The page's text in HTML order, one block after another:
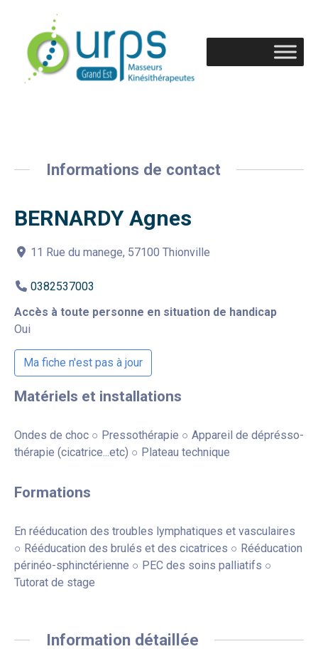
Informations de contact
BERNARDY Agnes
11 Rue du manege, 57100 Thionville
0382537003
Accès à toute personne en situation de handicap
Oui
Ma fiche n'est pas à jour
Matériels et installations
Ondes de choc ○ Pressothérapie ○ Appareil de déprésso-
thérapie (cicatrice...etc) ○ Plateau technique
Formations
En rééducation des troubles lymphatiques et vasculaires
○ Rééducation des brulés et des cicatrices ○ Rééducation
périnéo-sphinctérienne ○ PEC des soins palliatifs ○
Tutorat de stage
Information détaillée